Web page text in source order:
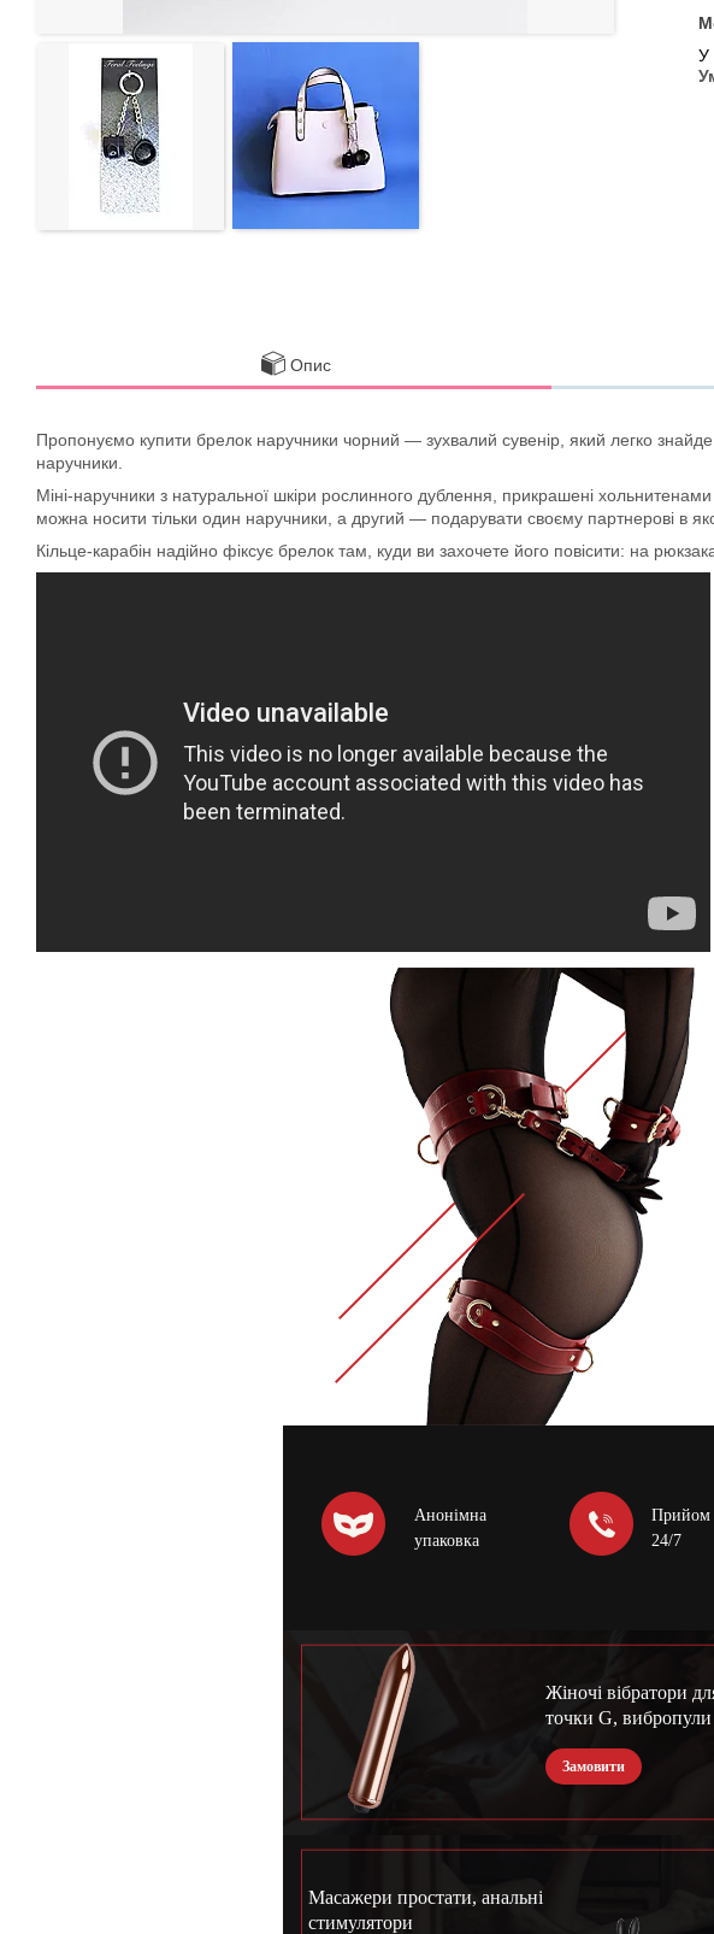
У
Опис
Пропонуємо купити брелок наручники чорний — зухвалий сувенір, який легко
наручники.
Міні-наручники з натуральної шкіри рослинного дублення, прикрашені
можна носити тільки один наручники, а другий — подарувати своєму партнерові в
Кільце-карабін надійно фіксує брелок там, куди ви захочете його повісити: на
Анонімна
упаковка
Прийом
24/7
Жіночі вібратори
точки G, вибропули
Замовити
Масажери простати, анальні
стимулятори